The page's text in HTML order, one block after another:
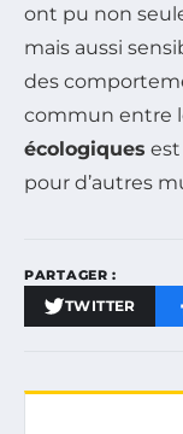
ont pu non
mais aussi
des
commun entre
écologiques
pour d’autres
PARTAGER :
TWITTER